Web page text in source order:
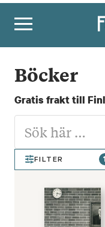
Skip
content
Böcker
Gratis frakt till
FILTER